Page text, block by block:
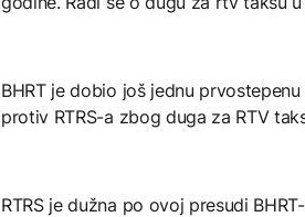
BHRT je dobio još jednu
protiv RTRS-a zbog duga za RTV
RTRS je dužna po ovoj presudi